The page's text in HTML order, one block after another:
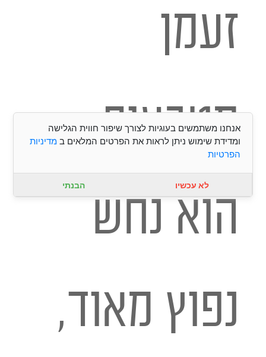
זעמן
מטבעות
הוא נחש
נפוץ מאוד,
אנחנו משתמשים בעוגיות לצורך שיפור חווית הגלישה
ומדידת שימוש ניתן לראות את הפרטים המלאים במדיניות
הפרטיות
לא עכשיו הבנתי